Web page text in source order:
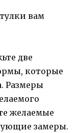
вам
две
которые
Размеры
желаемые
замеры.